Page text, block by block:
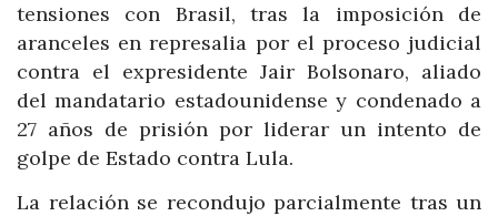
tensiones con Brasil, tras la imposición de
aranceles en represalia por el proceso judicial
contra el expresidente Jair Bolsonaro, aliado
del mandatario estadounidense y condenado a
27 años de prisión por liderar un intento de
golpe de Estado contra Lula.
La relación se recondujo parcialmente tras un